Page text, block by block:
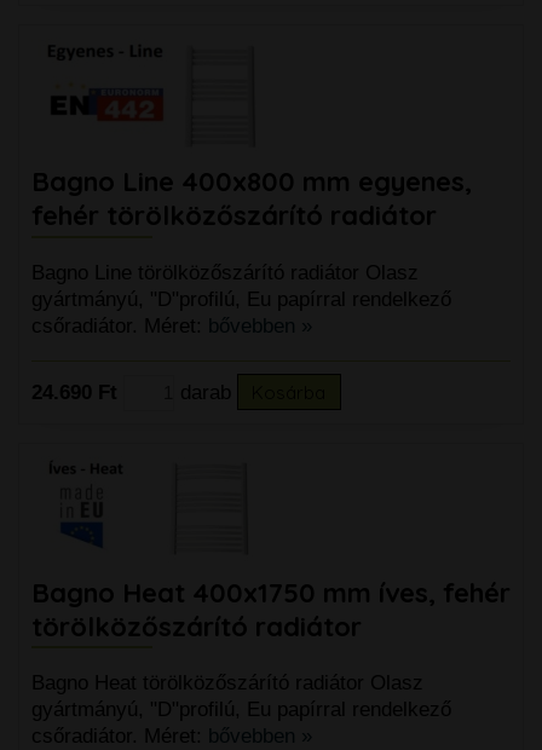
Bagno Line 400x800 mm egyenes,
fehér törölközőszárító radiátor
Bagno Line törölközőszárító radiátor Olasz
gyártmányú, "D"profilú, Eu papírral rendelkező
csőradiátor. Méret:
bővebben »
24.690 Ft darab
Bagno Heat 400x1750 mm íves, fehér
törölközőszárító radiátor
Bagno Heat törölközőszárító radiátor Olasz
gyártmányú, "D"profilú, Eu papírral rendelkező
csőradiátor. Méret:
bővebben »